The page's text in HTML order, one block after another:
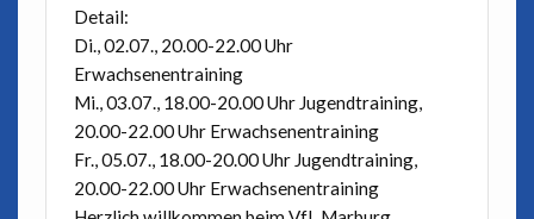
Detail:
Di., 02.07., 20.00-22.00 Uhr
Erwachsenentraining
Mi., 03.07., 18.00-20.00 Uhr Jugendtraining,
20.00-22.00 Uhr Erwachsenentraining
Fr., 05.07., 18.00-20.00 Uhr Jugendtraining,
20.00-22.00 Uhr Erwachsenentraining